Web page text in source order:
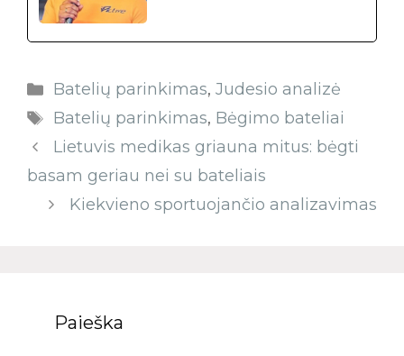
Batelių parinkimas, Judesio analizė
Batelių parinkimas, Bėgimo bateliai
Lietuvis medikas griauna mitus: bėgti
basam geriau nei su bateliais
Kiekvieno sportuojančio analizavimas
Paieška